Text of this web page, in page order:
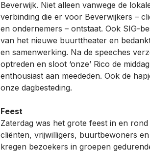
Beverwijk. Niet alleen vanwege de
verbinding die er voor Beverwijkers –
en ondernemers – ontstaat. Ook SIG-
van het nieuwe buurttheater en
en samenwerking. Na de speeches
optreden en sloot ‘onze’ Rico de
enthousiast aan meededen. Ook de
onze dagbesteding.
Feest
Zaterdag was het grote feest in en
cliënten, vrijwilligers, buurtbewoners
kregen bezoekers in groepen